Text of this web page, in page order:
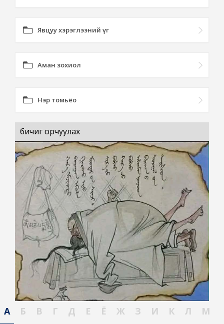
Явцуу хэрэглээний үг
Аман зохиол
Нэр томьёо
бичиг орчуулах
А Б В Г Д Е Ё Ж З И К Л
М